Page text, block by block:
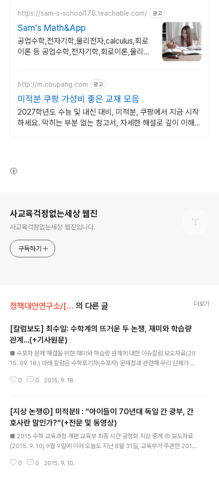
https://sam-s-school178.teachable.com/ 광고
Sam's Math&App
공업수학,전자기학,물리전자,calculus,회로
이론 등 공업수학,전자기학,회로이론,물리전
http://m.coupang.com 광고
미적분 쿠팡 가성비 좋은 교재 모음
2027학년도 수능 및 내신 대비, 미적분, 쿠팡에서 지금 시작
하세요. 막히는 부분 없는 참고서, 자세한 해설로 깊이 이해하
사교육걱정없는세상 웹진
사교육걱정없는세상 웹진입니다.
구독하기
정책대안연구소/[기타]보도자료 의 다른 글 더보기
[칼럼보도] 최수일: 수학계의 뜨거운 두 논쟁, 재미와 학습량
관계...(+기사원문)
■ 수포자 문제 해결을 위한 재미와 학습량 관계에 대한 이슈칼럼 보도자료(20
15. 09. 18.) 아래 칼럼은 수학포기자(수포자) 문제점과 관련해 우리 단체가 주
수일 대표가 기고한 내용입니다. 수학을 제대로 가르치자 최수일(사교육걱정없
를 높일 수 있다”고 말했다고 주장하고 있다. 하지만 이는 우리 단체가 낸 보도
자료나 토론 자료 등의 전문을 정확하고 자세히 읽지 않고 전후의 기본적인 인
과 관계를 다 잘라낸 주장이다. 그리고 우리 단체가 2015년 5월 28일 연구·발
0 0 2015. 9. 18.
[지상 논쟁②] 미적분Ⅱ : “아이들이 70년대 독일 간 광부, 간
호사란 말인가?”(+전문 및 동영상)
■ 2015 수학 교육과정 개편 교육부 최종 시안 공청회 지상 중계 ② 보도자료
(2015. 9. 10) 9월 9일에 이어 오늘도 지난 8월 31일, 교육부가 주관한 2015
그날 중심 논쟁 주제인 ‘미적분 Ⅱ 삭제’와 관련해서 우리 단체 안상진 부소장이
0 0 2015. 9. 10.